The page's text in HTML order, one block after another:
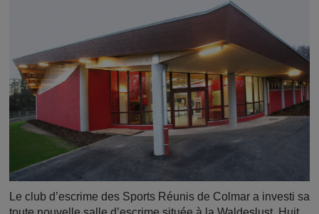
Le club d’escrime des Sports Réunis de Colmar a investi sa